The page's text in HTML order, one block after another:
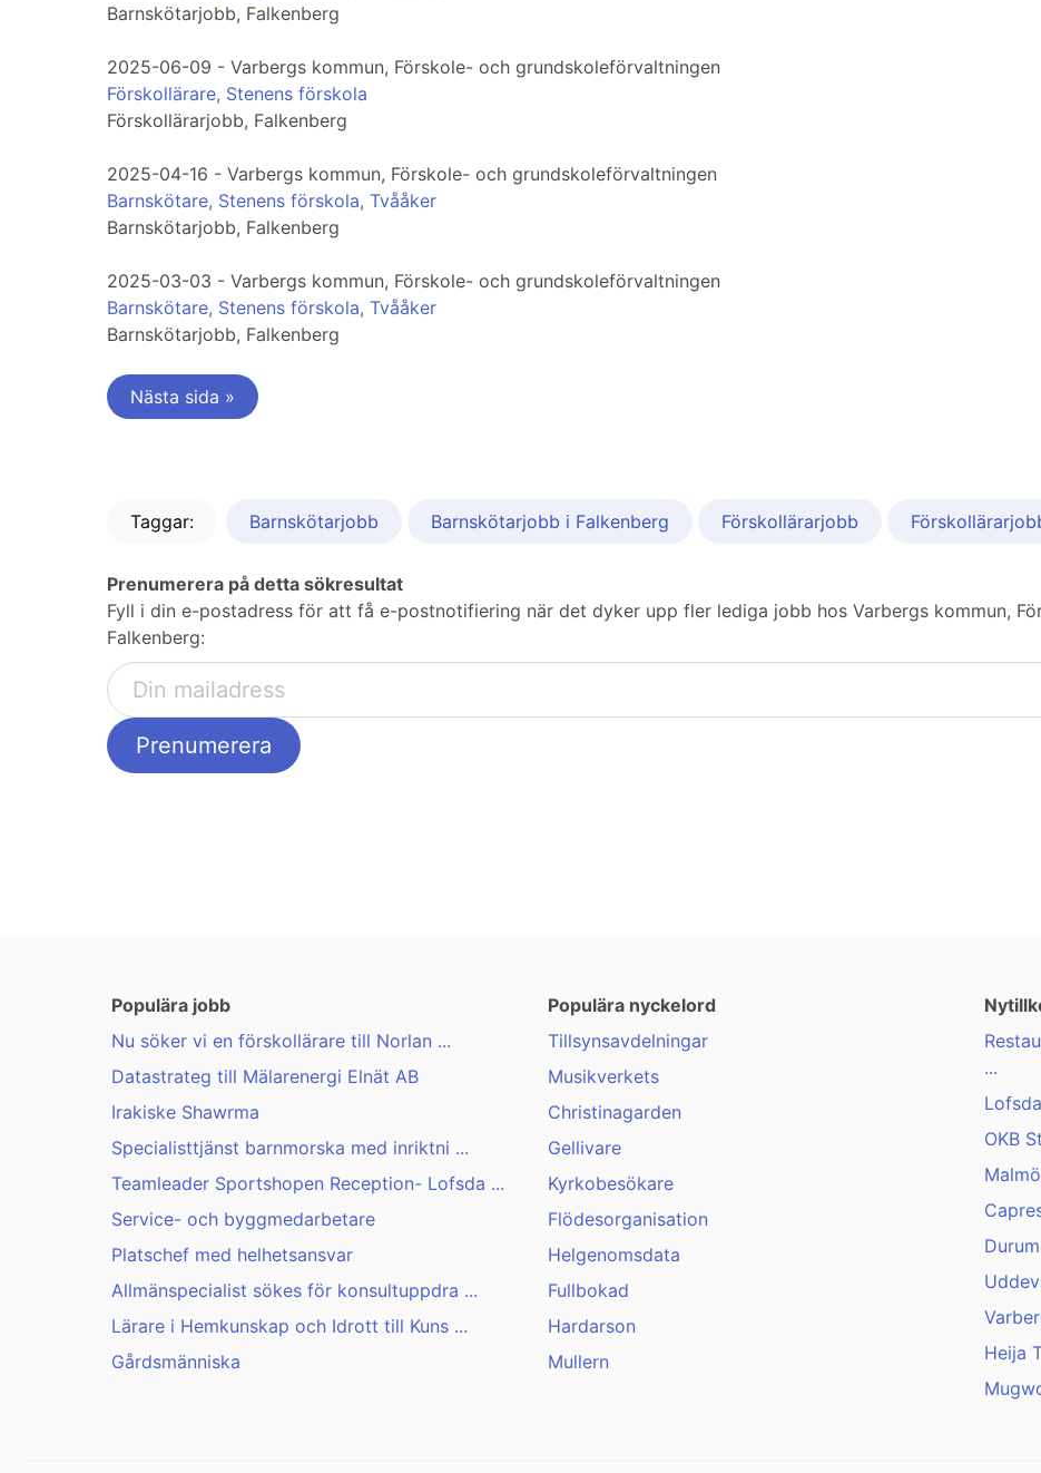
Barnskötarjobb, Falkenberg
2025-06-09 - Varbergs kommun, Förskole- och grundskoleförvaltningen
Förskollärare, Stenens förskola
Förskollärarjobb, Falkenberg
2025-04-16 - Varbergs kommun, Förskole- och grundskoleförvaltningen
Barnskötare, Stenens förskola, Tvååker
Barnskötarjobb, Falkenberg
2025-03-03 - Varbergs kommun, Förskole- och grundskoleförvaltningen
Barnskötare, Stenens förskola, Tvååker
Barnskötarjobb, Falkenberg
Nästa sida »
Taggar: Barnskötarjobb Barnskötarjobb i Falkenberg Förskollärarjobb
Prenumerera på detta sökresultat
Fyll i din e-postadress för att få e-postnotifiering när det dyker upp fler lediga jobb hos Varbergs kommun,
Falkenberg:
Populära jobb
Nu söker vi en förskollärare till Norlan ...
Datastrateg till Mälarenergi Elnät AB
Irakiske Shawrma
Specialisttjänst barnmorska med inriktni ...
Teamleader Sportshopen Reception- Lofsda ...
Service- och byggmedarbetare
Platschef med helhetsansvar
Allmänspecialist sökes för konsultuppdra ...
Lärare i Hemkunskap och Idrott till Kuns ...
Gårdsmänniska
Populära nyckelord
Tillsynsavdelningar
Musikverkets
Christinagarden
Gellivare
Kyrkobesökare
Flödesorganisation
Helgenomsdata
Fullbokad
Hardarson
Mullern
...
OKB
Heija